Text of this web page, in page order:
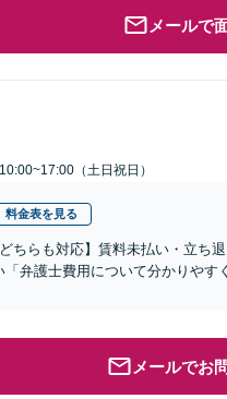
メールで
（土日祝日）
料金表を見る
ちらも対応】賃料未払い・立ち
弁護士費用について分かりやす
メールでお